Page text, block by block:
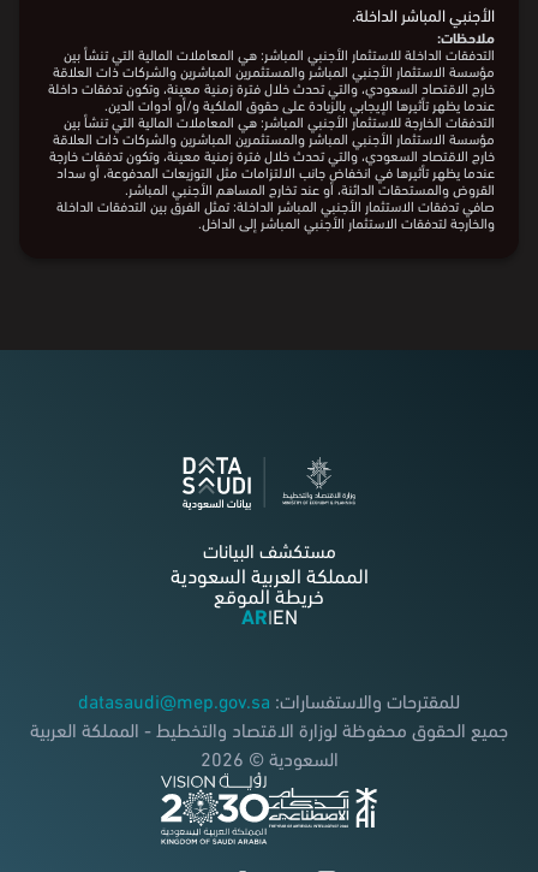
الأجنبي المباشر الداخلة.
ملاحظات:
التدفقات الداخلة للاستثمار الأجنبي المباشر: هي المعاملات المالية التي تنشأ بين
مؤسسة الاستثمار الأجنبي المباشر والمستثمرين المباشرين والشركات ذات العلاقة
خارج الاقتصاد السعودي، والتي تحدث خلال فترة زمنية معينة، وتكون تدفقات داخلة
عندما يظهر تأثيرها الإيجابي بالزيادة على حقوق الملكية و/أو أدوات الدين.
التدفقات الخارجة للاستثمار الأجنبي المباشر: هي المعاملات المالية التي تنشأ بين
مؤسسة الاستثمار الأجنبي المباشر والمستثمرين المباشرين والشركات ذات العلاقة
خارج الاقتصاد السعودي، والتي تحدث خلال فترة زمنية معينة، وتكون تدفقات خارجة
عندما يظهر تأثيرها في انخفاض جانب الالتزامات مثل التوزيعات المدفوعة، أو سداد
القروض والمستحقات الدائنة، أو عند تخارج المساهم الأجنبي المباشر.
صافي تدفقات الاستثمار الأجنبي المباشر الداخلة: تمثل الفرق بين التدفقات الداخلة
والخارجة لتدفقات الاستثمار الأجنبي المباشر إلى الداخل.
مستكشف البيانات
المملكة العربية السعودية
خريطة الموقع
EN
|
AR
للمقترحات والاستفسارات: datasaudi@mep.gov.sa
جميع الحقوق محفوظة لوزارة الاقتصاد والتخطيط - المملكة العربية
السعودية © 2026